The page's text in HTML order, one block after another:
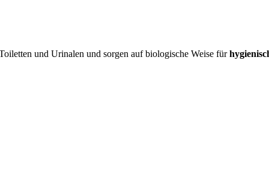
und Urinalen und sorgen auf biologische Weise für